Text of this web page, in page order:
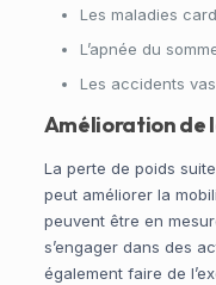
Les maladies
L’apnée du
Les accidents
Amélioration de
La perte de poids
peut améliorer la
peuvent être en
s’engager dans des
également faire de